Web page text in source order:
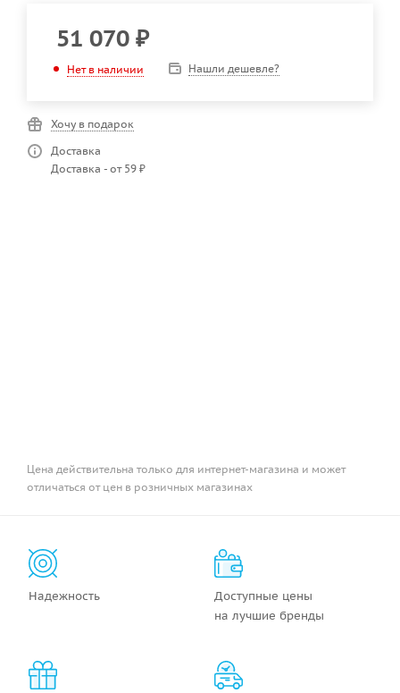
51 070 ₽
Нет в наличии Нашли дешевле?
Хочу в подарок
Доставка
Доставка - от 59 ₽
Цена действительна только для интернет-магазина и может
отличаться от цен в розничных магазинах
Надежность
Доступные цены
на лучшие бренды